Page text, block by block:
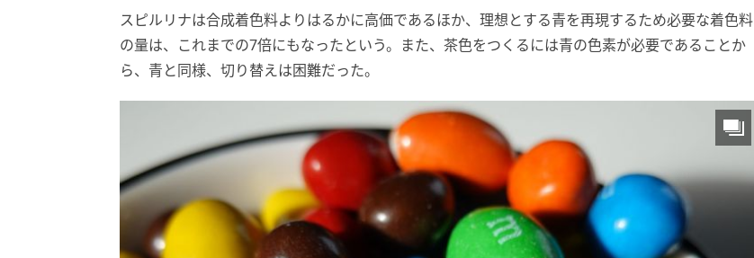
スピルリナは合成着色料よりはるかに高価であるほか、理想とする青を再現するため必要な着色料
の量は、これまでの7倍にもなったという。また、茶色をつくるには青の色素が必要であることか
ら、青と同様、切り替えは困難だった。